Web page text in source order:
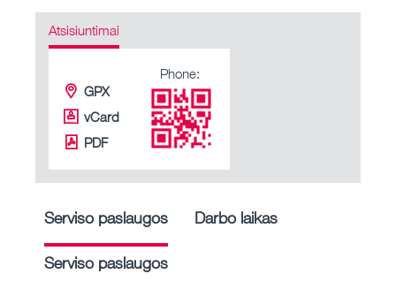
Atsisiuntimai
GPX
vCard
PDF
Phone:
Serviso paslaugos Darbo laikas
Serviso paslaugos